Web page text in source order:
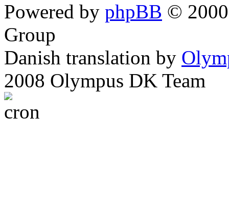
Powered by phpBB ©
Group
Danish translation by
2008 Olympus DK Team